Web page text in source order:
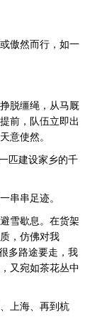
傲然而行，如一
脱缰绳，从马厩
前，队伍立即出
意使然。
匹建设家乡的千
串串足迹。
雪歇息。在货架
，仿佛对我
多路途要走，我
又宛如茶花丛中
上海、再到杭